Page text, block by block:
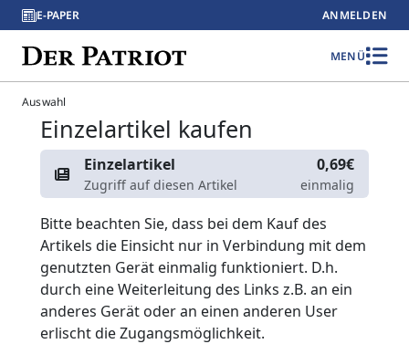
E-PAPER ANMELDEN
MENÜ
Auswahl
Einzelartikel kaufen
Einzelartikel
Zugriff auf diesen Artikel
0,69€
einmalig
Bitte beachten Sie, dass bei dem Kauf des
Artikels die Einsicht nur in Verbindung mit dem
genutzten Gerät einmalig funktioniert. D.h.
durch eine Weiterleitung des Links z.B. an ein
anderes Gerät oder an einen anderen User
erlischt die Zugangsmöglichkeit.